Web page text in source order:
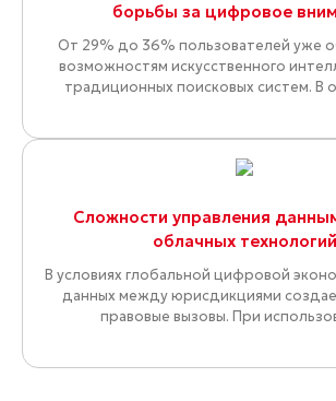
борьбы за цифровое
От 29% до 36% пользователей уже
возможностям искусственного
традиционных поисковых систем. В
Сложности управления
облачных технологий
В условиях глобальной цифровой
данных между юрисдикциями
правовые вызовы. При